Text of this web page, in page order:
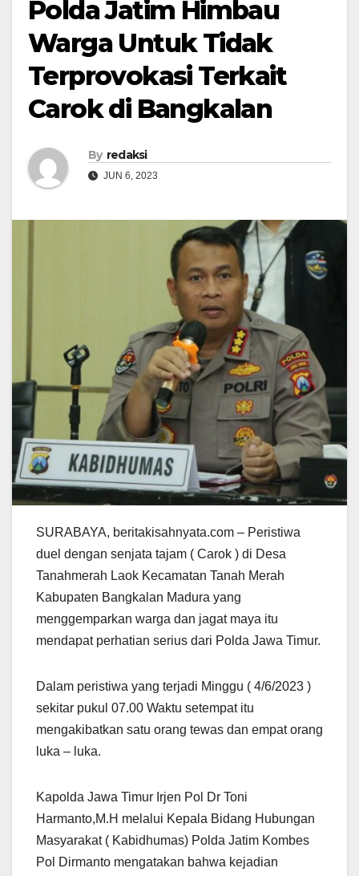
Polda Jatim Himbau
Warga Untuk Tidak
Terprovokasi Terkait
Carok di Bangkalan
By redaksi
JUN 6, 2023
SURABAYA, beritakisahnyata.com – Peristiwa
duel dengan senjata tajam ( Carok ) di Desa
Tanahmerah Laok Kecamatan Tanah Merah
Kabupaten Bangkalan Madura yang
menggemparkan warga dan jagat maya itu
mendapat perhatian serius dari Polda Jawa Timur.
Dalam peristiwa yang terjadi Minggu ( 4/6/2023 )
sekitar pukul 07.00 Waktu setempat itu
mengakibatkan satu orang tewas dan empat orang
luka – luka.
Kapolda Jawa Timur Irjen Pol Dr Toni
Harmanto,M.H melalui Kepala Bidang Hubungan
Masyarakat ( Kabidhumas) Polda Jatim Kombes
Pol Dirmanto mengatakan bahwa kejadian